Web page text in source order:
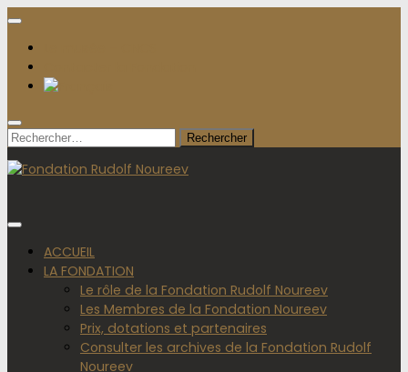
Rechercher :
ACCUEIL
LA FONDATION
Le rôle de la Fondation Rudolf Noureev
Les Membres de la Fondation Noureev
Prix, dotations et partenaires
Consulter les archives de la Fondation Rudolf
Noureev